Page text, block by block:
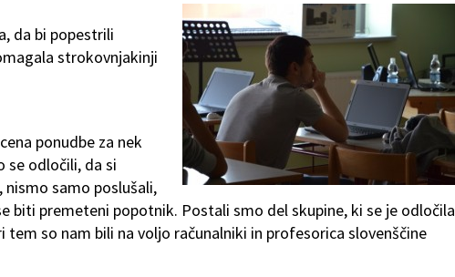
da bi popestrili
strokovnjakinji
ponudbe za nek
se odločili, da si
samo poslušali,
biti premeteni popotnik. Postali smo del skupine, ki se je odločila
so nam bili na voljo računalniki in profesorica slovenščine